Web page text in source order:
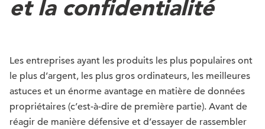
et la confidentialité
Les entreprises ayant les produits les plus populaires ont
le plus d’argent, les plus gros ordinateurs, les meilleures
astuces et un énorme avantage en matière de données
propriétaires (c’est-à-dire de première partie). Avant de
réagir de manière défensive et d’essayer de rassembler